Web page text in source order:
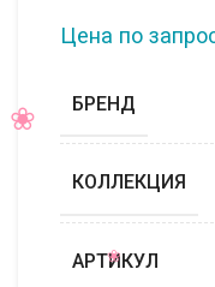
Цена по
БРЕНД
КОЛЛЕКЦИЯ
АРТИКУЛ